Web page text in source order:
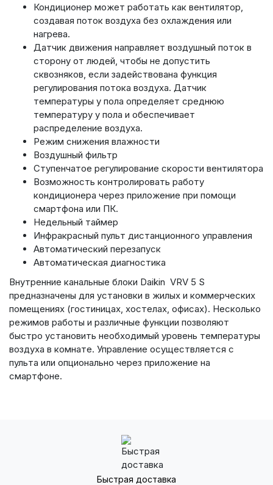
Кондиционер может работать как вентилятор,
создавая поток воздуха без охлаждения или
нагрева.
Датчик движения направляет воздушный поток в
сторону от людей, чтобы не допустить
сквозняков, если задействована функция
регулирования потока воздуха. Датчик
температуры у пола определяет среднюю
температуру у пола и обеспечивает
распределение воздуха.
Режим снижения влажности
Воздушный фильтр
Ступенчатое регулирование скорости вентилятора
Возможность контролировать работу
кондиционера через приложение при помощи
смартфона или ПК.
Недельный таймер
Инфракрасный пульт дистанционного управления
Автоматический перезапуск
Автоматическая диагностика
Внутренние канальные блоки Daikin VRV 5 S
предназначены для установки в жилых и коммерческих
помещениях (гостиницах, хостелах, офисах). Несколько
режимов работы и различные функции позволяют
быстро установить необходимый уровень температуры
воздуха в комнате. Управление осуществляется с
пульта или опционально через приложение на
смартфоне.
Быстрая доставка